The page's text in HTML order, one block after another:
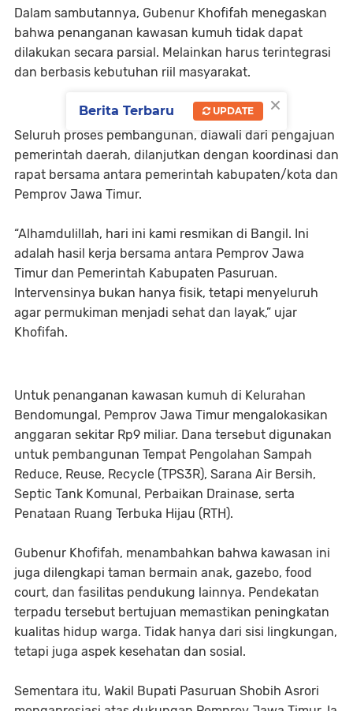
Dalam sambutannya, Gubenur Khofifah menegaskan
bahwa penanganan kawasan kumuh tidak dapat
dilakukan secara parsial. Melainkan harus terintegrasi
dan berbasis kebutuhan riil masyarakat.
Seluruh proses pembangunan, diawali dari pengajuan
pemerintah daerah, dilanjutkan dengan koordinasi dan
rapat bersama antara pemerintah kabupaten/kota dan
Pemprov Jawa Timur.
“Alhamdulillah, hari ini kami resmikan di Bangil. Ini
adalah hasil kerja bersama antara Pemprov Jawa
Timur dan Pemerintah Kabupaten Pasuruan.
Intervensinya bukan hanya fisik, tetapi menyeluruh
agar permukiman menjadi sehat dan layak,” ujar
Khofifah.
Untuk penanganan kawasan kumuh di Kelurahan
Bendomungal, Pemprov Jawa Timur mengalokasikan
anggaran sekitar Rp9 miliar. Dana tersebut digunakan
untuk pembangunan Tempat Pengolahan Sampah
Reduce, Reuse, Recycle (TPS3R), Sarana Air Bersih,
Septic Tank Komunal, Perbaikan Drainase, serta
Penataan Ruang Terbuka Hijau (RTH).
Gubenur Khofifah, menambahkan bahwa kawasan ini
juga dilengkapi taman bermain anak, gazebo, food
court, dan fasilitas pendukung lainnya. Pendekatan
terpadu tersebut bertujuan memastikan peningkatan
kualitas hidup warga. Tidak hanya dari sisi lingkungan,
tetapi juga aspek kesehatan dan sosial.
Sementara itu, Wakil Bupati Pasuruan Shobih Asrori
×
Berita Terbaru UPDATE